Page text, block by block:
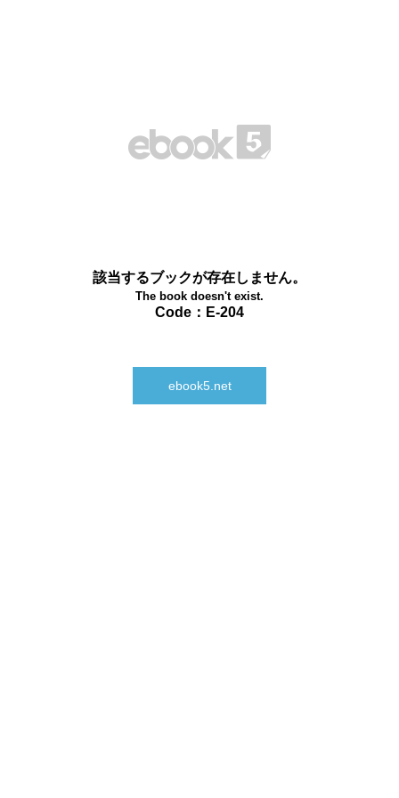
該当するブックが存在しません。
The book doesn't exist.
Code：E-204
ebook5.net